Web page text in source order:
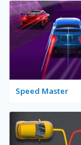
Speed Master